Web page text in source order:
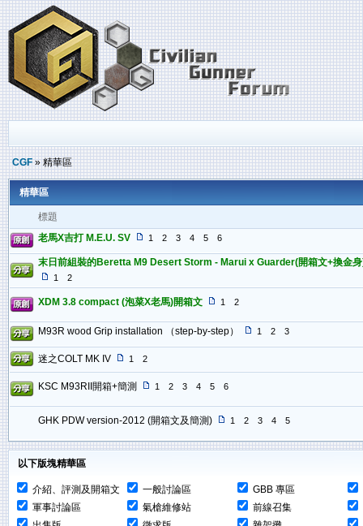
CGF» 精華區
精華區
標題
老馬X吉打 M.E.U. SV
1 2 3 4 5 6
末日前組裝的Beretta M9 Desert Storm - Marui x Guarder(開箱文+換金
1 2
XDM 3.8 compact (泡菜X老馬)開箱文 1 2
M93R wood Grip installation （step-by-step） 1 2 3
迷之COLT MK IV 1 2
KSC M93RII開箱+簡測 1 2 3 4 5 6
GHK PDW version-2012 (開箱文及簡測) 1 2 3 4 5
以下版塊精華區
介紹、評測及開箱文 一般討論區 GBB 專區
軍事討論區
氣槍維修站 前線召集